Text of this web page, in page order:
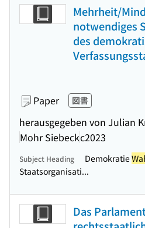
Mehrheit/
notwendiges
des
Paper 図書
herausgegeben von Julian
Mohr Siebeckc2023
Subject Heading Demokratie
Staatsorganisati...
Das